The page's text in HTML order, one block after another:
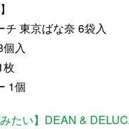
チ 東京ばな奈 6袋入
個入
枚
1個
みたい】DEAN &